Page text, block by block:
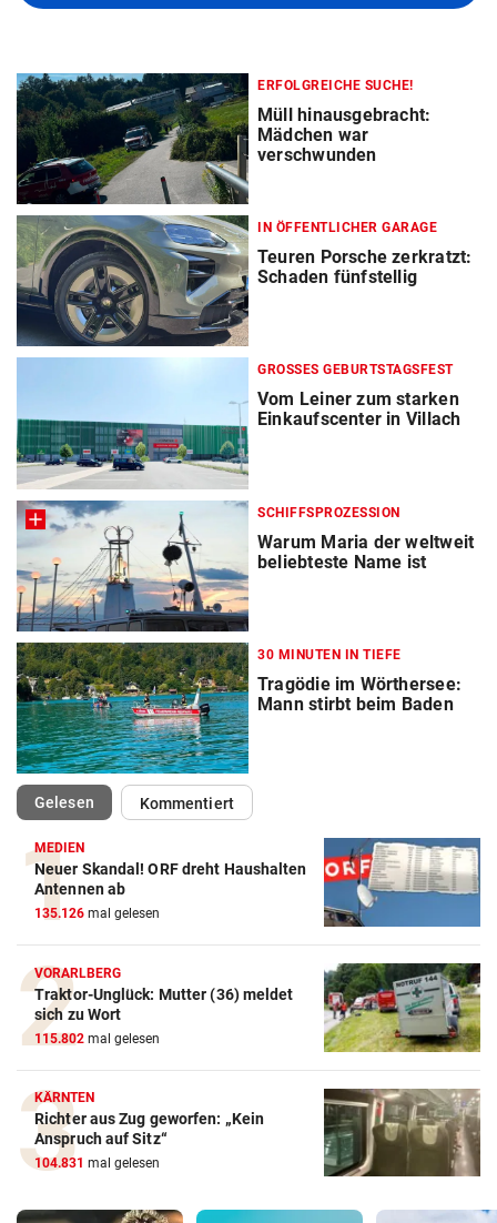
ERFOLGREICHE SUCHE!
Müll hinausgebracht:
Mädchen war
verschwunden
IN ÖFFENTLICHER GARAGE
Teuren Porsche zerkratzt:
Schaden fünfstellig
GROSSES GEBURTSTAGSFEST
Vom Leiner zum starken
Einkaufscenter in Villach
SCHIFFSPROZESSION
Warum Maria der weltweit
beliebteste Name ist
30 MINUTEN IN TIEFE
Tragödie im Wörthersee:
Mann stirbt beim Baden
Gelesen(ausgewählt)Kommentiert
MEDIEN
Neuer Skandal! ORF dreht Haushalten
Antennen ab
135.126 mal gelesen
VORARLBERG
Traktor-Unglück: Mutter (36) meldet
sich zu Wort
115.802 mal gelesen
KÄRNTEN
Richter aus Zug geworfen: „Kein
Anspruch auf Sitz“
104.831 mal gelesen